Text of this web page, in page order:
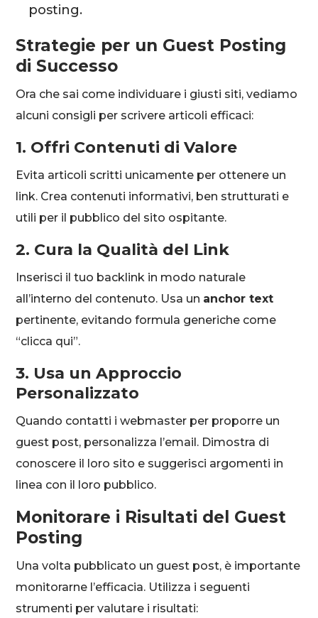
posting.
Strategie per un Guest Posting
di Successo
Ora che sai come individuare i giusti siti, vediamo
alcuni consigli per scrivere articoli efficaci:
1. Offri Contenuti di Valore
Evita articoli scritti unicamente per ottenere un
link. Crea contenuti informativi, ben strutturati e
utili per il pubblico del sito ospitante.
2. Cura la Qualità del Link
Inserisci il tuo backlink in modo naturale
all’interno del contenuto. Usa un anchor text
pertinente, evitando formula generiche come
“clicca qui”.
3. Usa un Approccio
Personalizzato
Quando contatti i webmaster per proporre un
guest post, personalizza l’email. Dimostra di
conoscere il loro sito e suggerisci argomenti in
linea con il loro pubblico.
Monitorare i Risultati del Guest
Posting
Una volta pubblicato un guest post, è importante
monitorarne l’efficacia. Utilizza i seguenti
strumenti per valutare i risultati: